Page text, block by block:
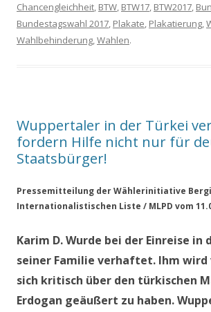
Chancengleichheit, BTW, BTW17, BTW2017,
Bundestagswahl 2017, Plakate, Plakatierung,
Wahlbehinderung,Wahlen.
Wuppertaler in der Türkei
fordern Hilfe nicht nur für
Staatsbürger!
Pressemitteilung der Wählerinitiative
Internationalistischen Liste / MLPD vom
Karim D. Wurde bei der Einreise
seiner Familie verhaftet. Ihm
sich kritisch über den türkischen
Erdogan geäußert zu haben.